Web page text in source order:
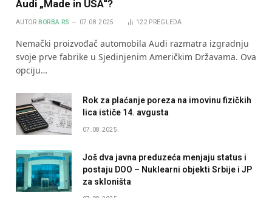
Audi „Made in USA“?
AUTOR BORBA.RS 07.08.2025. 122 PREGLEDA
Nemački proizvođač automobila Audi razmatra izgradnju
svoje prve fabrike u Sjedinjenim Američkim Državama. Ova
opciju…
Rok za plaćanje poreza na imovinu fizičkih
lica ističe 14. avgusta
07.08.2025.
Još dva javna preduzeća menjaju status i
postaju DOO – Nuklearni objekti Srbije i JP
za skloništa